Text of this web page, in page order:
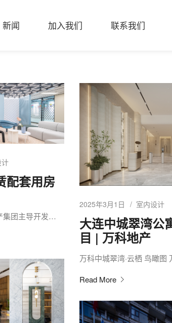
新闻 加入我们 联系我们
配套用房
集团主导开发…
2025年3月1日 室内设计
大连中城翠湾公
目 | 万科地产
万科中城翠湾·云栖 鸟瞰
Read More